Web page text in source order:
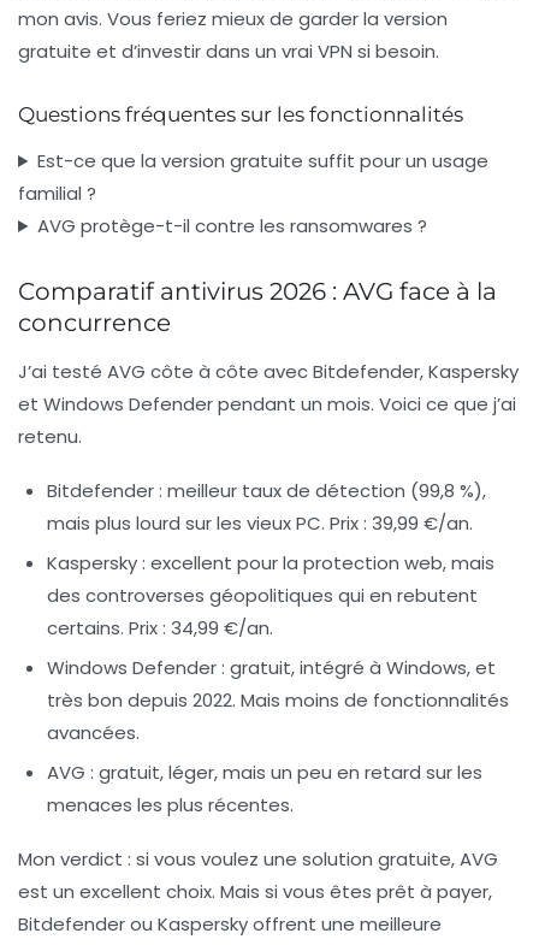
mon avis. Vous feriez mieux de garder la version
gratuite et d’investir dans un vrai VPN si besoin.
Questions fréquentes sur les fonctionnalités
Est-ce que la version gratuite suffit pour un usage
familial ?
AVG protège-t-il contre les ransomwares ?
Comparatif antivirus 2026 : AVG face à la
concurrence
J’ai testé AVG côte à côte avec Bitdefender, Kaspersky
et Windows Defender pendant un mois. Voici ce que j’ai
retenu.
Bitdefender: meilleur taux de détection (99,8 %),
mais plus lourd sur les vieux PC. Prix : 39,99 €/an.
Kaspersky: excellent pour la protection web, mais
des controverses géopolitiques qui en rebutent
certains. Prix : 34,99 €/an.
Windows Defender: gratuit, intégré à Windows, et
très bon depuis 2022. Mais moins de fonctionnalités
avancées.
AVG : gratuit, léger, mais un peu en retard sur les
menaces les plus récentes.
Mon verdict : si vous voulez une solution gratuite, AVG
est un excellent choix. Mais si vous êtes prêt à payer,
Bitdefender ou Kaspersky offrent une meilleure